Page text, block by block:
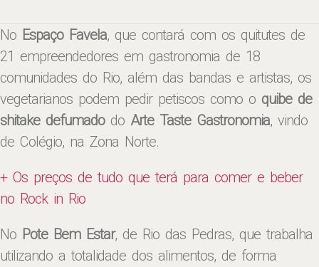
No Espaço Favela, que contará com os quitutes de
21 empreendedores em gastronomia de 18
comunidades do Rio, além das bandas e artistas, os
vegetarianos podem pedir petiscos como o quibe de
shitake defumadodo Arte Taste Gastronomia, vindo
de Colégio, na Zona Norte.
+ Os preços de tudo que terá para comer e beber
no Rock in Rio
No Pote Bem Estar, de Rio das Pedras, que trabalha
utilizando a totalidade dos alimentos, de forma